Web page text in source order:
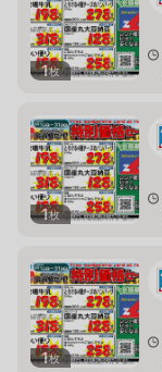
1枚
1枚
1枚